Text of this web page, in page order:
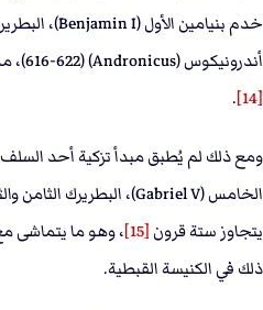
أندرونيكوس (Andronicus) (616-622)، مما مهد الطريق لانتخابه بطريركًا
[14]
.
ومع ذلك لم يُطبق مبدأ تزكية أحد السلف
يتجاوز ستة قرون [15]
، وهو ما يتماشى
ذلك في الكنيسة القبطية.